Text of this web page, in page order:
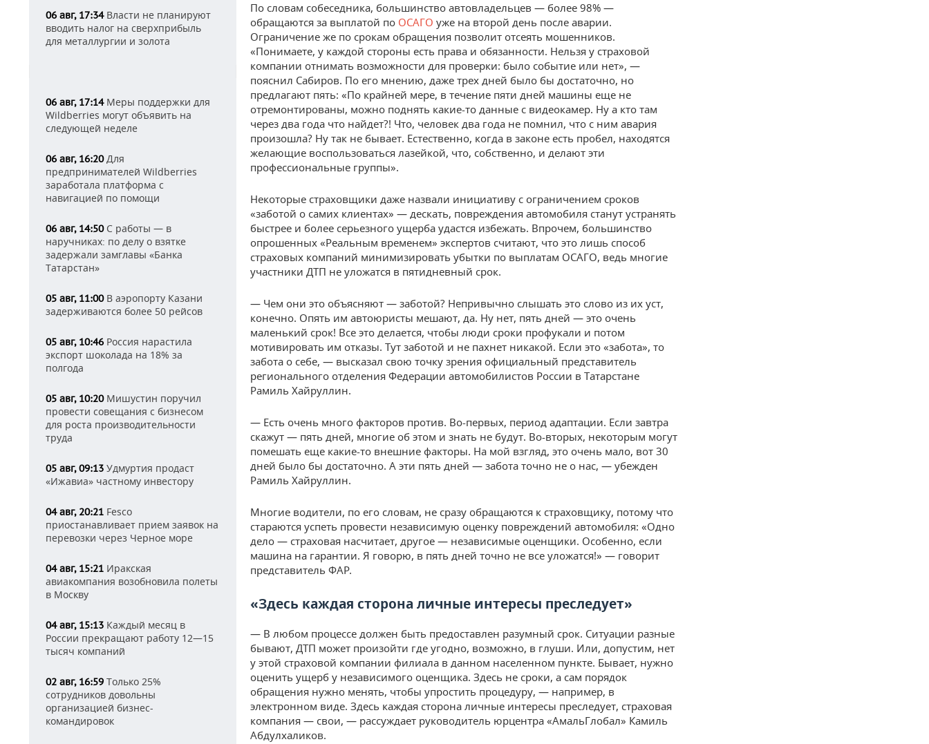
06 авг, 17:34Власти не планируют
вводить налог на сверхприбыль
для металлургии и золота
06 авг, 17:14Меры поддержки для
Wildberries могут объявить на
следующей неделе
06 авг, 16:20Для
предпринимателей Wildberries
заработала платформа с
навигацией по помощи
06 авг, 14:50С работы — в
наручниках: по делу о взятке
задержали замглавы «Банка
Татарстан»
05 авг, 11:00В аэропорту Казани
задерживаются более 50 рейсов
05 авг, 10:46 Россия нарастила
экспорт шоколада на 18% за
полгода
05 авг, 10:20Мишустин поручил
провести совещания с бизнесом
для роста производительности
труда
05 авг, 09:13 Удмуртия продаст
«Ижавиа» частному инвестору
04 авг, 20:21 Fesco
приостанавливает прием заявок на
перевозки через Черное море
04 авг, 15:21 Иракская
авиакомпания возобновила полеты
в Москву
04 авг, 15:13 Каждый месяц в
России прекращают работу 12—15
тысяч компаний
02 авг, 16:59 Только 25%
сотрудников довольны
организацией бизнес-
командировок
По словам собеседника, большинство автовладельцев — более 98% —
обращаются за выплатой по ОСАГО уже на второй день после аварии.
Ограничение же по срокам обращения позволит отсеять мошенников.
«Понимаете, у каждой стороны есть права и обязанности. Нельзя у страховой
компании отнимать возможности для проверки: было событие или нет», —
пояснил Сабиров. По его мнению, даже трех дней было бы достаточно, но
предлагают пять: «По крайней мере, в течение пяти дней машины еще не
отремонтированы, можно поднять какие-то данные с видеокамер. Ну а кто там
через два года что найдет?! Что, человек два года не помнил, что с ним авария
произошла? Ну так не бывает. Естественно, когда в законе есть пробел, находятся
желающие воспользоваться лазейкой, что, собственно, и делают эти
профессиональные группы».
Некоторые страховщики даже назвали инициативу с ограничением сроков
«заботой о самих клиентах» — дескать, повреждения автомобиля станут устранять
быстрее и более серьезного ущерба удастся избежать. Впрочем, большинство
опрошенных «Реальным временем» экспертов считают, что это лишь способ
страховых компаний минимизировать убытки по выплатам ОСАГО, ведь многие
участники ДТП не уложатся в пятидневный срок.
— Чем они это объясняют — заботой? Непривычно слышать это слово из их уст,
конечно. Опять им автоюристы мешают, да. Ну нет, пять дней — это очень
маленький срок! Все это делается, чтобы люди сроки профукали и потом
мотивировать им отказы. Тут заботой и не пахнет никакой. Если это «забота», то
забота о себе, — высказал свою точку зрения официальный представитель
регионального отделения Федерации автомобилистов России в Татарстане
Рамиль Хайруллин.
— Есть очень много факторов против. Во-первых, период адаптации. Если завтра
скажут — пять дней, многие об этом и знать не будут. Во-вторых, некоторым могут
помешать еще какие-то внешние факторы. На мой взгляд, это очень мало, вот 30
дней было бы достаточно. А эти пять дней — забота точно не о нас, — убежден
Рамиль Хайруллин.
Многие водители, по его словам, не сразу обращаются к страховщику, потому что
стараются успеть провести независимую оценку повреждений автомобиля: «Одно
дело — страховая насчитает, другое — независимые оценщики. Особенно, если
машина на гарантии. Я говорю, в пять дней точно не все уложатся!» — говорит
представитель ФАР.
«Здесь каждая сторона личные интересы преследует»
— В любом процессе должен быть предоставлен разумный срок. Ситуации разные
бывают, ДТП может произойти где угодно, возможно, в глуши. Или, допустим, нет
у этой страховой компании филиала в данном населенном пункте. Бывает, нужно
оценить ущерб у независимого оценщика. Здесь не сроки, а сам порядок
обращения нужно менять, чтобы упростить процедуру, — например, в
электронном виде. Здесь каждая сторона личные интересы преследует, страховая
компания — свои, — рассуждает руководитель юрцентра «АмальГлобал» Камиль
Абдулхаликов.